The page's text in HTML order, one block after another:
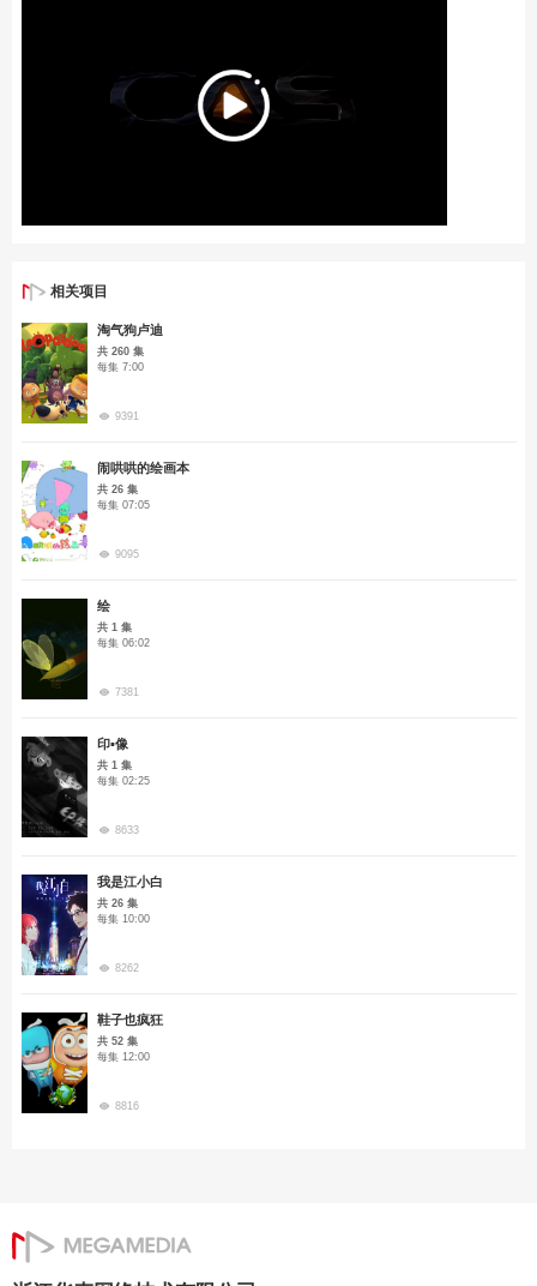
相关项目
淘气狗卢迪
共 260 集
每集 7:00
9391
闹哄哄的绘画本
共 26 集
每集 07:05
9095
绘
共 1 集
每集 06:02
7381
印▪像
共 1 集
每集 02:25
8633
我是江小白
共 26 集
每集 10:00
8262
鞋子也疯狂
共 52 集
每集 12:00
8816